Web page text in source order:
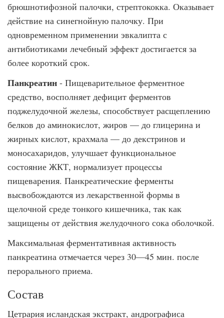
брюшнотифозной палочки, стрептококка. Оказывает
действие на синегнойную палочку. При
одновременном применении эвкалипта с
антибиотиками лечебный эффект достигается за
более короткий срок.
Панкреатин - Пищеварительное ферментное
средство, восполняет дефицит ферментов
поджелудочной железы, способствует расщеплению
белков до аминокислот, жиров — до глицерина и
жирных кислот, крахмала — до декстринов и
моносахаридов, улучшает функциональное
состояние ЖКТ, нормализует процессы
пищеварения. Панкреатические ферменты
высвобождаются из лекарственной формы в
щелочной среде тонкого кишечника, так как
защищены от действия желудочного сока оболочкой.
Максимальная ферментативная активность
панкреатина отмечается через 30—45 мин. после
перорального приема.
Состав
Цетрария исландская экстракт, андрографиса